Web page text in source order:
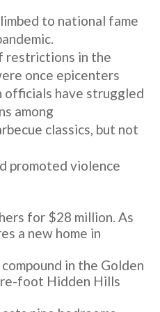
to national fame
restrictions in the
once epicenters
officials have struggled
among
classics, but not
promoted violence
for $28 million. As
a new home in
in the Golden
foot Hidden Hills